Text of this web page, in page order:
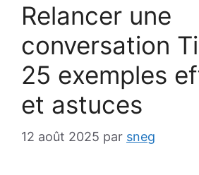
Relancer une
conversation
25 exemples
et astuces
12 août 2025 par sneg